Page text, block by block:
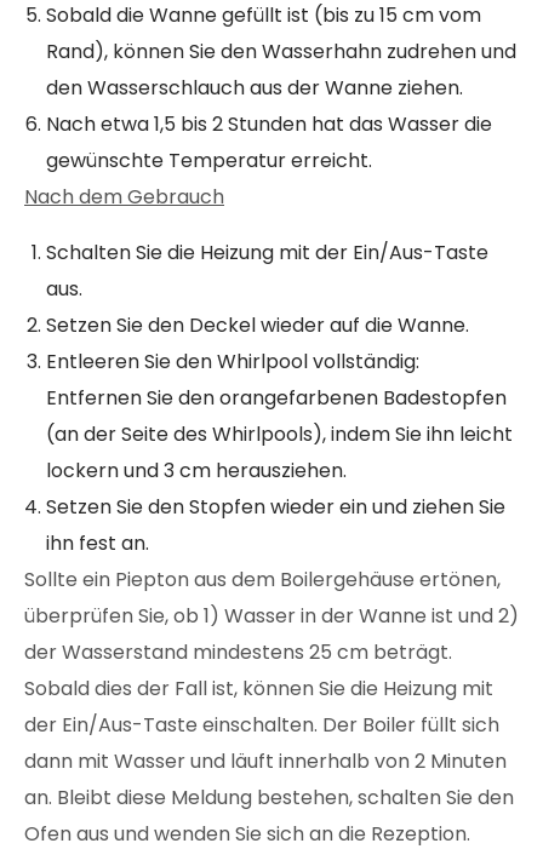
Sobald die Wanne gefüllt ist (bis zu 15 cm vom
Rand), können Sie den Wasserhahn zudrehen und
den Wasserschlauch aus der Wanne ziehen.
Nach etwa 1,5 bis 2 Stunden hat das Wasser die
gewünschte Temperatur erreicht.
Nach dem Gebrauch
Schalten Sie die Heizung mit der Ein/Aus-Taste
aus.
Setzen Sie den Deckel wieder auf die Wanne.
Entleeren Sie den Whirlpool vollständig:
Entfernen Sie den orangefarbenen Badestopfen
(an der Seite des Whirlpools), indem Sie ihn leicht
lockern und 3 cm herausziehen.
Setzen Sie den Stopfen wieder ein und ziehen Sie
ihn fest an.
Sollte ein Piepton aus dem Boilergehäuse ertönen,
überprüfen Sie, ob 1) Wasser in der Wanne ist und 2)
der Wasserstand mindestens 25 cm beträgt.
Sobald dies der Fall ist, können Sie die Heizung mit
der Ein/Aus-Taste einschalten. Der Boiler füllt sich
dann mit Wasser und läuft innerhalb von 2 Minuten
an. Bleibt diese Meldung bestehen, schalten Sie den
Ofen aus und wenden Sie sich an die Rezeption.